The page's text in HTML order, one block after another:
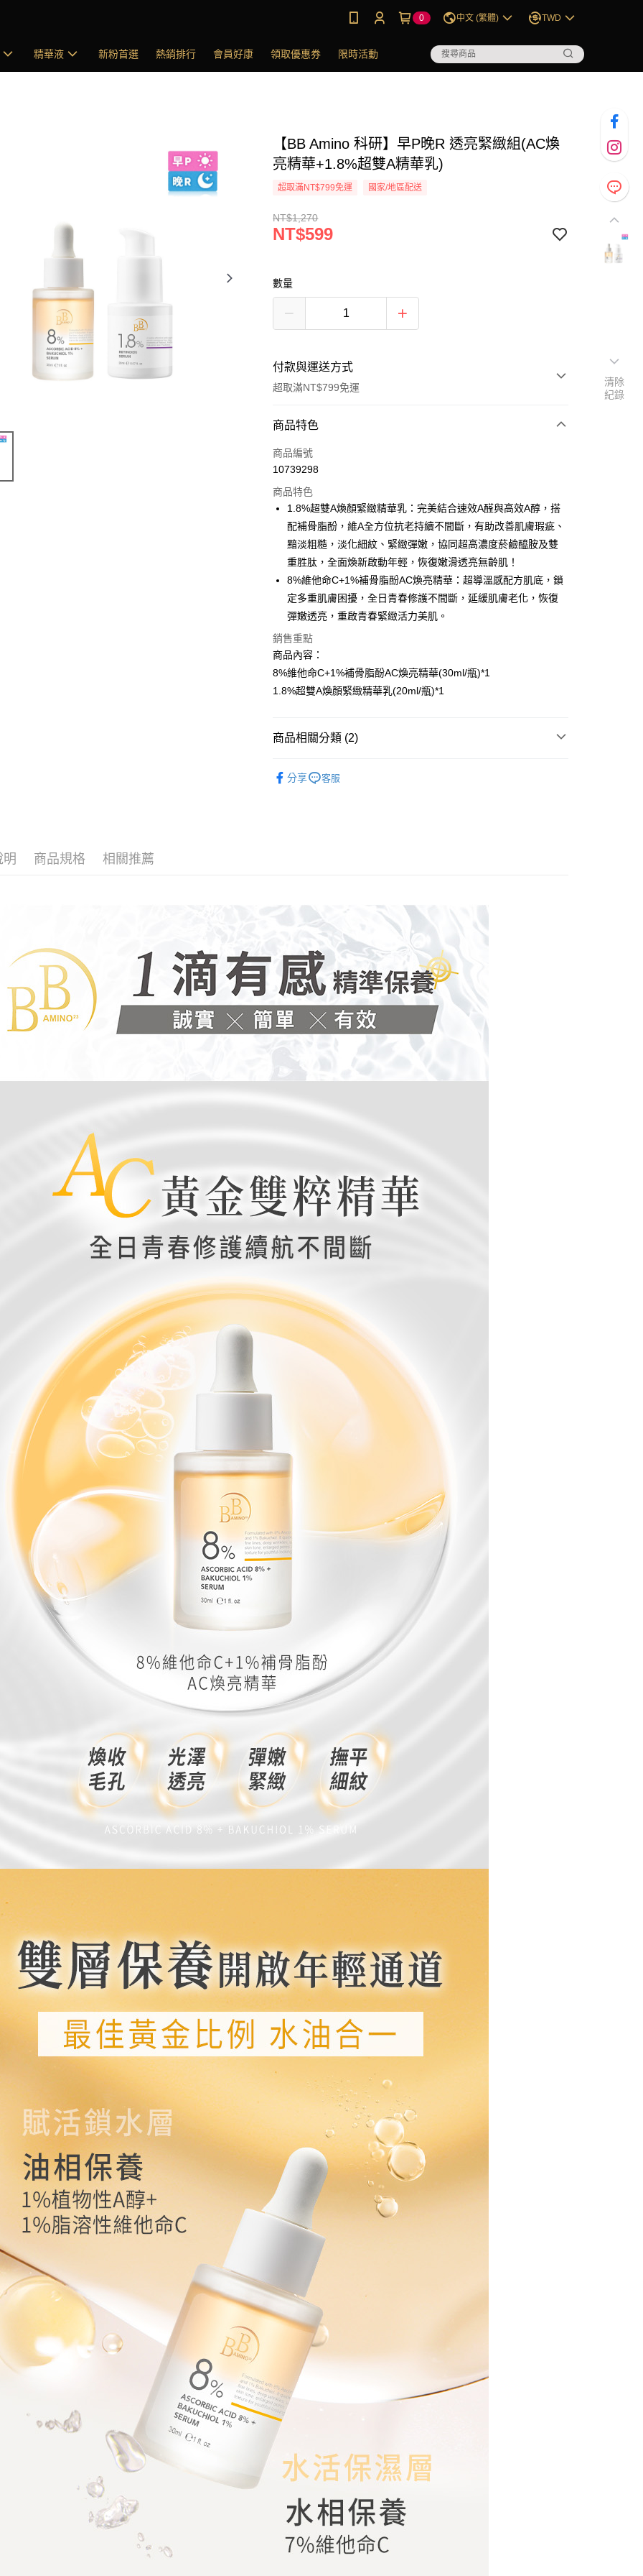
0 中文 (繁體) TWD
精華液 新粉首選 熱銷排行 會員好康 領取優惠券 限時活動
【BB Amino 科研】早P晚R 透亮緊緻組(AC煥
亮精華+1.8%超雙A精華乳)
超取滿NT$799免運 國家/地區配送
NT$1,270
NT$599
數量
付款與運送方式
超取滿NT$799免運
付款方式
信用卡一次付款
LINE Pay
Apple Pay
街口支付
悠遊付
AFTEE先享後付
【關於「AFTEE先享後付」】
AFTEE先享後付是「在收到商品之後才付款」的支付方式。 讓您購物簡單
便利好安心！
１．簡單：不需註冊會員、不需綁卡、不需儲值。
２．便利：只要手機號碼，簡訊認證，即可結帳。
【「AFTEE先享後付」結帳流程】
１．於結帳方式選擇「AFTEE先享後付」後，將跳轉至「AFTEE先享後
２．訂單成立數日內，您將收到繳費通知簡訊。
３．收到繳費通知簡訊後14天內，點擊此簡訊中的連結，可透過四大超商
１．透過由恩沛科技股份有限公司提供之「AFTEE先享後付」服務完成之
交易，需依本服務之必要範圍內提供個人資料，並將交易相關給付款項請
求債權轉讓予恩沛科技股份有限公司。
２．關於個人資料處理事宜，請瀏覽以下網址：
https://aftee.tw/terms/#terms3
３．未成年的使用者請事先徵得法定代理人或監護人之同意方可使用
「AFTEE先享後付」，若未經同意申辦者引起之損失，本公司不負相關責
任。
４．使用「AFTEE先享後付」時，將依據個別帳號之用戶狀況，依本公司
即時審查核予不同之上限額度；若仍有額度不足之情形，本公司將視審查
結果請求用戶進行身份認證。
形，恩沛科技股份有限公司將有權停止該用戶之使用額度並採取法律行
運送方式
全家取貨付款
付款後全家取貨
海外配送(普通)
商品特色
商品編號
10739298
商品特色
1.8%超雙A煥顏緊緻精華乳：完美結合速效A醛與高效A醇，搭
配補骨脂酚，維A全方位抗老持續不間斷，有助改善肌膚瑕疵、
黯淡粗糙，淡化細紋、緊緻彈嫩，協同超高濃度菸鹼醯胺及雙
重胜肽，全面煥新啟動年輕，恢復嫩滑透亮無齡肌！
8%維他命C+1%補骨脂酚AC煥亮精華：超導溫感配方肌底，鎖
定多重肌膚困擾，全日青春修護不間斷，延緩肌膚老化，恢復
彈嫩透亮，重啟青春緊緻活力美肌。
銷售重點
商品內容：
8%維他命C+1%補骨脂酚AC煥亮精華(30ml/瓶)*1
1.8%超雙A煥顏緊緻精華乳(20ml/瓶)*1
商品相關分類 (2)
分享 客服
明 商品規格 相關推薦
清除
紀錄